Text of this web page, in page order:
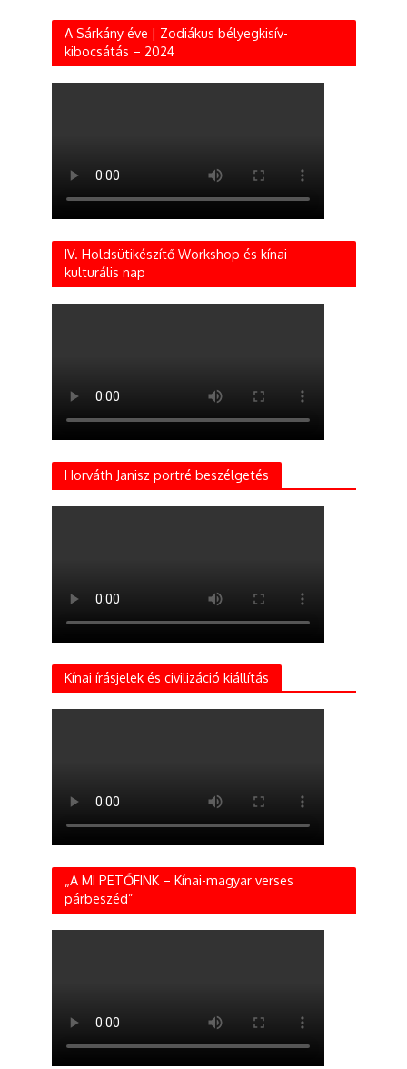
A Sárkány éve | Zodiákus bélyegkisív-
kibocsátás – 2024
IV. Holdsütikészítő Workshop és kínai
kulturális nap
Horváth Janisz portré beszélgetés
Kínai írásjelek és civilizáció kiállítás
„A MI PETŐFINK – Kínai-magyar verses
párbeszéd”